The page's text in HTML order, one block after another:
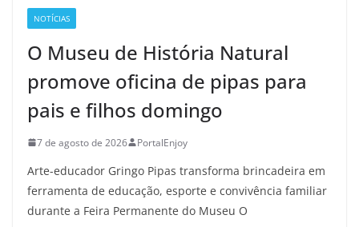
NOTÍCIAS
O Museu de História Natural
promove oficina de pipas para
pais e filhos domingo
7 de agosto de 2026 PortalEnjoy
Arte-educador Gringo Pipas transforma brincadeira em
ferramenta de educação, esporte e convivência familiar
durante a Feira Permanente do Museu O